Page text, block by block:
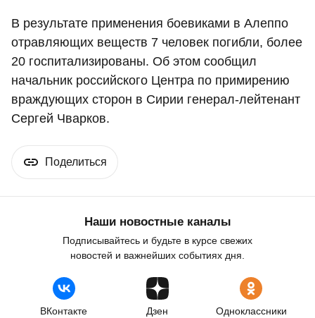
В результате применения боевиками в Алеппо
отравляющих веществ 7 человек погибли, более
20 госпитализированы. Об этом сообщил
начальник российского Центра по примирению
враждующих сторон в Сирии генерал-лейтенант
Сергей Чварков.
Поделиться
Наши новостные каналы
Подписывайтесь и будьте в курсе свежих
новостей и важнейших событиях дня.
ВКонтакте Дзен Одноклассники